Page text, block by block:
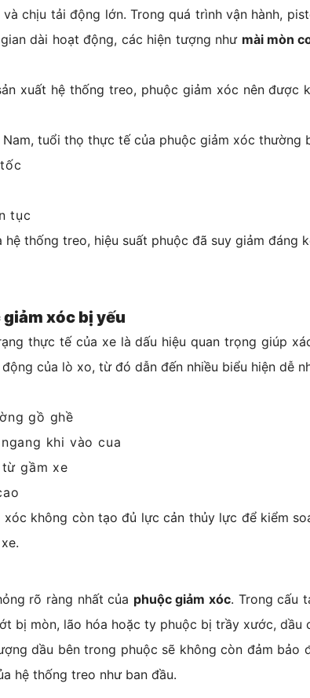
chịu tải động lớn. Trong quá trình vận hành,
dài hoạt động, các hiện tượng như mài mòn
xuất hệ thống treo, phuộc giảm xóc nên được
tuổi thọ thực tế của phuộc giảm xóc thường
tục
thống treo, hiệu suất phuộc đã suy giảm đáng
xóc bị yếu
thực tế của xe là dấu hiệu quan trọng giúp
của lò xo, từ đó dẫn đến nhiều biểu hiện dễ
gồ ghề
khi vào cua
gầm xe
không còn tạo đủ lực cản thủy lực để kiểm
rõ ràng nhất của phuộc giảm xóc. Trong cấu
bị mòn, lão hóa hoặc ty phuộc bị trầy xước,
dầu bên trong phuộc sẽ không còn đảm bảo
hệ thống treo như ban đầu.